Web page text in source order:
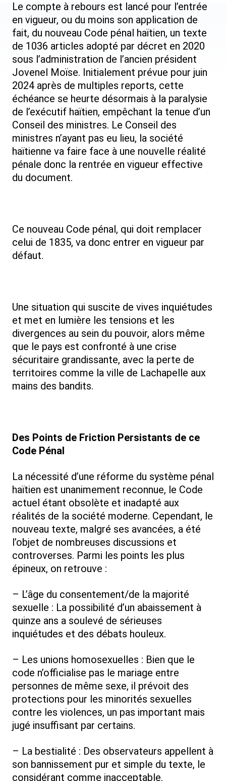
Le compte à rebours est lancé pour l’entrée
en vigueur, ou du moins son application de
fait, du nouveau Code pénal haïtien, un texte
de 1036 articles adopté par décret en 2020
sous l’administration de l’ancien président
Jovenel Moïse. Initialement prévue pour juin
2024 après de multiples reports, cette
échéance se heurte désormais à la paralysie
de l’exécutif haïtien, empêchant la tenue d’un
Conseil des ministres. Le Conseil des
ministres n’ayant pas eu lieu, la société
haïtienne va faire face à une nouvelle réalité
pénale donc la rentrée en vigueur effective
du document.
Ce nouveau Code pénal, qui doit remplacer
celui de 1835, va donc entrer en vigueur par
défaut.
Une situation qui suscite de vives inquiétudes
et met en lumière les tensions et les
divergences au sein du pouvoir, alors même
que le pays est confronté à une crise
sécuritaire grandissante, avec la perte de
territoires comme la ville de Lachapelle aux
mains des bandits.
Des Points de Friction Persistants de ce
Code Pénal
La nécessité d’une réforme du système pénal
haïtien est unanimement reconnue, le Code
actuel étant obsolète et inadapté aux
réalités de la société moderne. Cependant, le
nouveau texte, malgré ses avancées, a été
l’objet de nombreuses discussions et
controverses. Parmi les points les plus
épineux, on retrouve :
– L’âge du consentement/de la majorité
sexuelle : La possibilité d’un abaissement à
quinze ans a soulevé de sérieuses
inquiétudes et des débats houleux.
– Les unions homosexuelles : Bien que le
code n’officialise pas le mariage entre
personnes de même sexe, il prévoit des
protections pour les minorités sexuelles
contre les violences, un pas important mais
jugé insuffisant par certains.
– La bestialité : Des observateurs appellent à
son bannissement pur et simple du texte, le
considérant comme inacceptable.